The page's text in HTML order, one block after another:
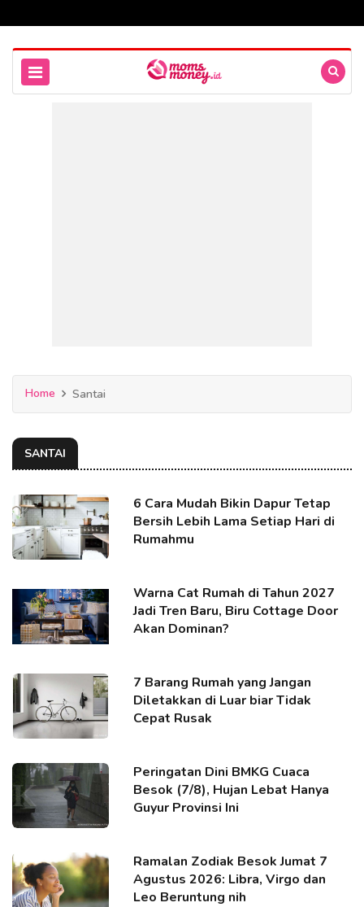
Home Santai
SANTAI
6 Cara Mudah Bikin Dapur Tetap
Bersih Lebih Lama Setiap Hari di
Rumahmu
Warna Cat Rumah di Tahun 2027
Jadi Tren Baru, Biru Cottage Door
Akan Dominan?
7 Barang Rumah yang Jangan
Diletakkan di Luar biar Tidak
Cepat Rusak
Peringatan Dini BMKG Cuaca
Besok (7/8), Hujan Lebat Hanya
Guyur Provinsi Ini
Ramalan Zodiak Besok Jumat 7
Agustus 2026: Libra, Virgo dan
Leo Beruntung nih